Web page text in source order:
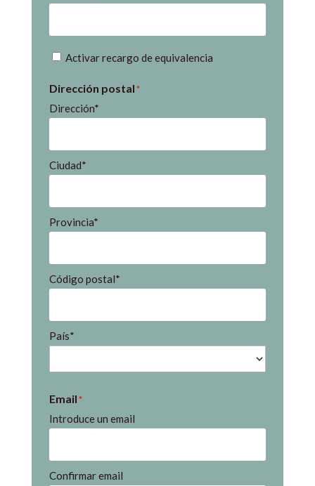
Recargo
equivalencia
Activar recargo de equivalencia
Dirección postal*
Dirección*
Ciudad*
Provincia*
Código postal*
País*
Email*
Introduce un email
Confirmar email